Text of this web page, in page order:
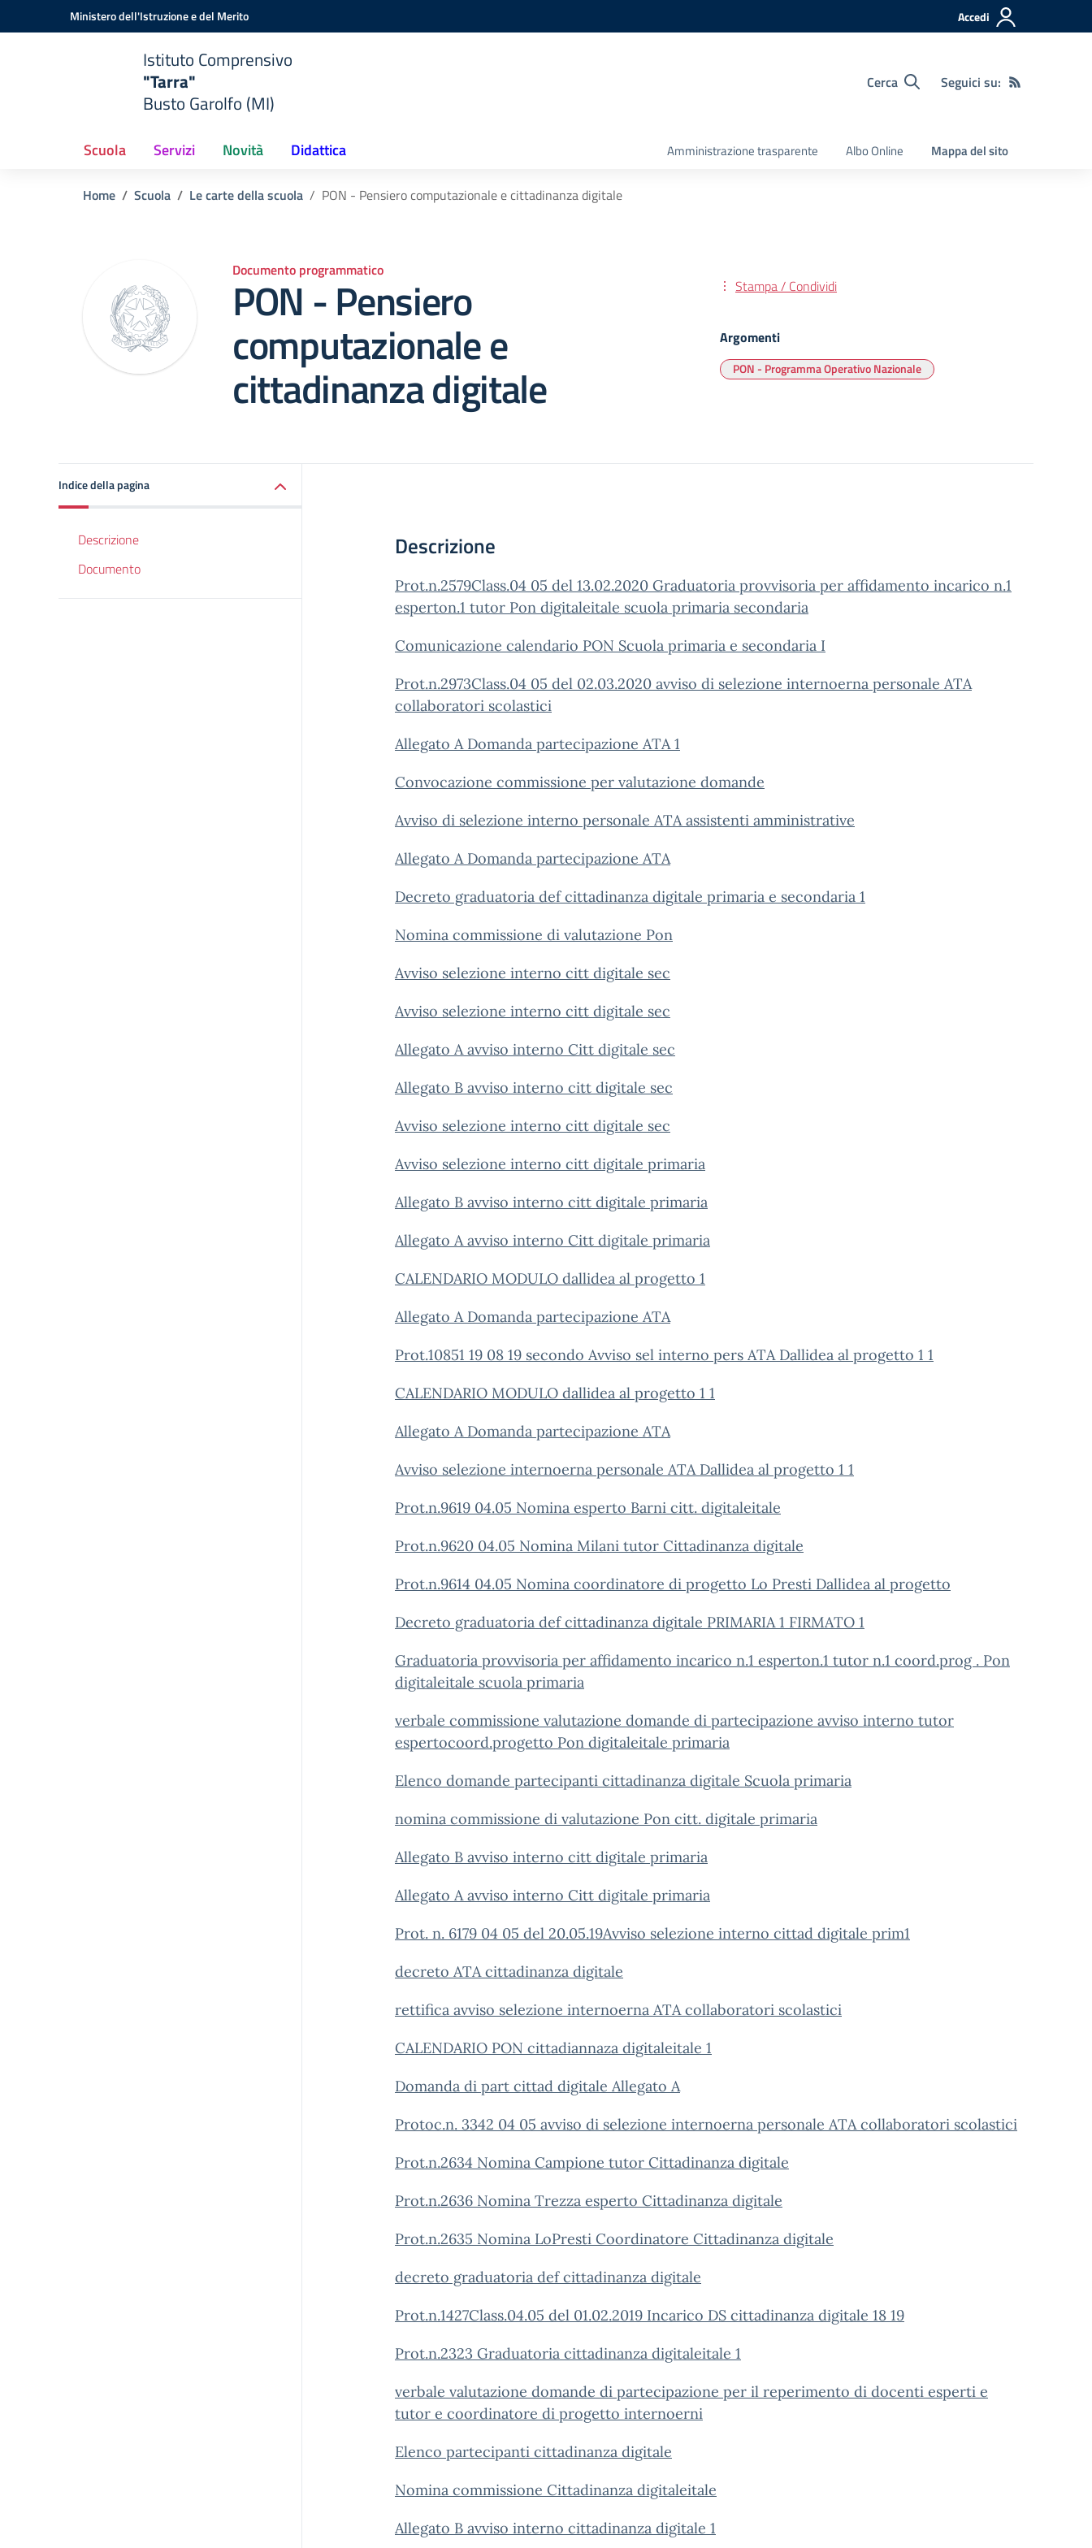
Vai ai contenuti
Vai al menu di navigazioneMinistero dell'Istruzione e del Merito Accedi
Istituto Comprensivo
"Tarra"
Busto Garolfo (MI)
Cerca Seguici su:
Scuola Servizi Novità Didattica Amministrazione trasparente Albo Online Mappa del sito
Home Scuola Le carte della scuola PON - Pensiero computazionale e cittadinanza digitale
Documento programmatico
PON - Pensiero
computazionale e
cittadinanza digitale
Stampa / Condividi
Argomenti
PON - Programma Operativo Nazionale
Indice della pagina
Descrizione
Documento
Descrizione
Prot.n.2579Class.04 05 del 13.02.2020 Graduatoria provvisoria per affidamento incarico n.1
esperton.1 tutor Pon digitaleitale scuola primaria secondaria
Comunicazione calendario PON Scuola primaria e secondaria I
Prot.n.2973Class.04 05 del 02.03.2020 avviso di selezione internoerna personale ATA
collaboratori scolastici
Allegato A Domanda partecipazione ATA 1
Convocazione commissione per valutazione domande
Avviso di selezione interno personale ATA assistenti amministrative
Allegato A Domanda partecipazione ATA
Decreto graduatoria def cittadinanza digitale primaria e secondaria 1
Nomina commissione di valutazione Pon
Avviso selezione interno citt digitale sec
Avviso selezione interno citt digitale sec
Allegato A avviso interno Citt digitale sec
Allegato B avviso interno citt digitale sec
Avviso selezione interno citt digitale sec
Avviso selezione interno citt digitale primaria
Allegato B avviso interno citt digitale primaria
Allegato A avviso interno Citt digitale primaria
CALENDARIO MODULO dallidea al progetto 1
Allegato A Domanda partecipazione ATA
Prot.10851 19 08 19 secondo Avviso sel interno pers ATA Dallidea al progetto 1 1
CALENDARIO MODULO dallidea al progetto 1 1
Allegato A Domanda partecipazione ATA
Avviso selezione internoerna personale ATA Dallidea al progetto 1 1
Prot.n.9619 04.05 Nomina esperto Barni citt. digitaleitale
Prot.n.9620 04.05 Nomina Milani tutor Cittadinanza digitale
Prot.n.9614 04.05 Nomina coordinatore di progetto Lo Presti Dallidea al progetto
Decreto graduatoria def cittadinanza digitale PRIMARIA 1 FIRMATO 1
Graduatoria provvisoria per affidamento incarico n.1 esperton.1 tutor n.1 coord.prog . Pon
digitaleitale scuola primaria
verbale commissione valutazione domande di partecipazione avviso interno tutor
espertocoord.progetto Pon digitaleitale primaria
Elenco domande partecipanti cittadinanza digitale Scuola primaria
nomina commissione di valutazione Pon citt. digitale primaria
Allegato B avviso interno citt digitale primaria
Allegato A avviso interno Citt digitale primaria
Prot. n. 6179 04 05 del 20.05.19Avviso selezione interno cittad digitale prim1
decreto ATA cittadinanza digitale
rettifica avviso selezione internoerna ATA collaboratori scolastici
CALENDARIO PON cittadiannaza digitaleitale 1
Domanda di part cittad digitale Allegato A
Protoc.n. 3342 04 05 avviso di selezione internoerna personale ATA collaboratori scolastici
Prot.n.2634 Nomina Campione tutor Cittadinanza digitale
Prot.n.2636 Nomina Trezza esperto Cittadinanza digitale
Prot.n.2635 Nomina LoPresti Coordinatore Cittadinanza digitale
decreto graduatoria def cittadinanza digitale
Prot.n.1427Class.04.05 del 01.02.2019 Incarico DS cittadinanza digitale 18 19
Prot.n.2323 Graduatoria cittadinanza digitaleitale 1
verbale valutazione domande di partecipazione per il reperimento di docenti esperti e
tutor e coordinatore di progetto internoerni
Elenco partecipanti cittadinanza digitale
Nomina commissione Cittadinanza digitaleitale
Allegato B avviso interno cittadinanza digitale 1